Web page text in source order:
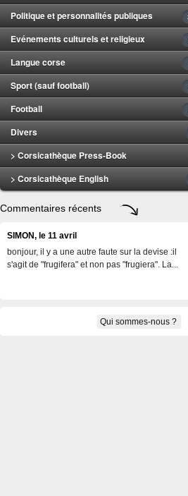
Politique et personnalités publiques
Evénements culturels et religieux
Langue corse
Sport (sauf football)
Football
Divers
> Corsicathèque Press-Book
> Corsicathèque English
Commentaires récents
SIMON, le 11 avril
bonjour, il y a une autre faute sur la devise :il
s'agit de "frugifera" et non pas "frugiera". La...
Qui sommes-nous ?